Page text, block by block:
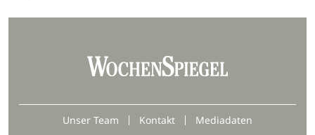
Unser Team Kontakt
Mediadaten